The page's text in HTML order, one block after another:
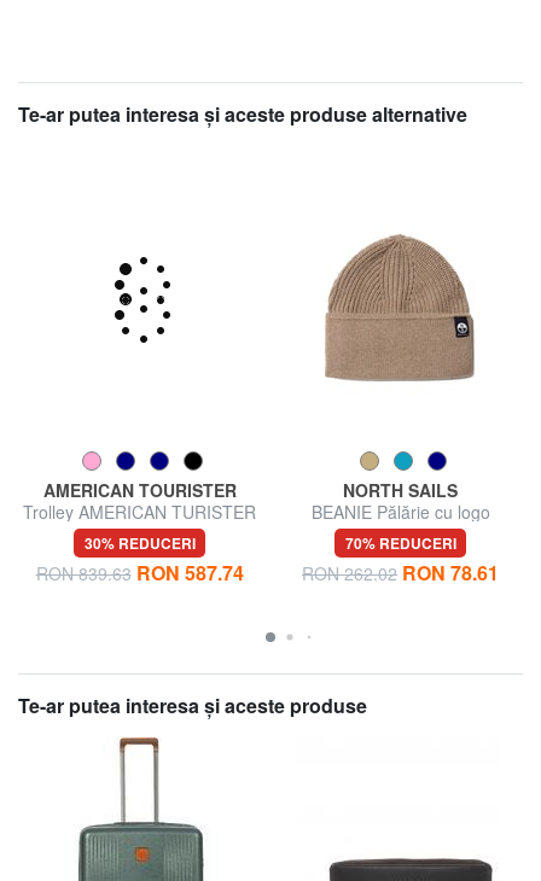
Te-ar putea interesa şi aceste produse alternative
AMERICAN TOURISTER
Trolley AMERICAN TURISTER
AIRCONIC, dimensiuni mari,
ușoare
30% REDUCERI
RON 839.63 RON 587.74
NORTH SAILS
BEANIE Pălărie cu logo
70% REDUCERI
RON 262.02 RON 78.61
Te-ar putea interesa şi aceste produse